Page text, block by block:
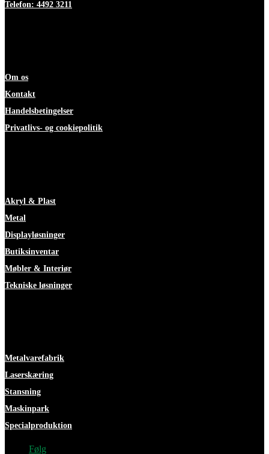
Telefon: 4492 3211
Om os
Kontakt
Handelsbetingelser
Privatlivs- og cookiepolitik
Akryl & Plast
Metal
Displayløsninger
Butiksinventar
Møbler & Interiør
Tekniske løsninger
Metalvarefabrik
Laserskæring
Stansning
Maskinpark
Specialproduktion
Følg